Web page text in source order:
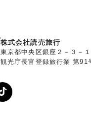
株式会社読売旅行
東京都中央区銀座２－３－
観光庁長官登録旅行業 第91